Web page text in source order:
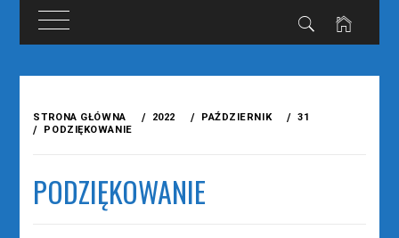
treści
STRONA GŁÓWNA 2022 PAŹDZIERNIK
31
PODZIĘKOWANIE
PODZIĘKOWANIE